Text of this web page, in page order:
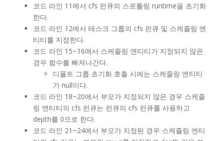
코드 라인 11에서 cfs 런큐의 스로틀링 runtime을 초기화
한다.
코드 라인 12에서 태스크 그룹의 cfs 런큐 및 스케줄링 엔
티티를 지정한다.
코드 라인 15~16에서 스케줄링 엔티티가 지정되지 않은
경우 함수를 빠져나간다.
디폴트 그룹 초기화 호출 시에는 스케줄링 엔티티
가 null이다.
코드 라인 18~20에서 부모가 지정되지 않은 경우 스케줄
링 엔티티의 cfs 런큐는 런큐의 cfs 런큐를 사용하고
depth를 0으로 한다.
코드 라인 21~24에서 부모가 지정된 경우 스케줄링 엔티